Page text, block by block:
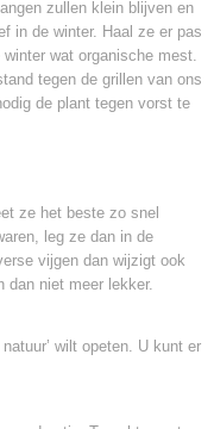
zullen klein blijven en
in de winter. Haal ze er pas
wat organische mest.
tegen de grillen van ons
de plant tegen vorst te
ze het beste zo snel
leg ze dan in de
vijgen dan wijzigt ook
dan niet meer lekker.
wilt opeten. U kunt er